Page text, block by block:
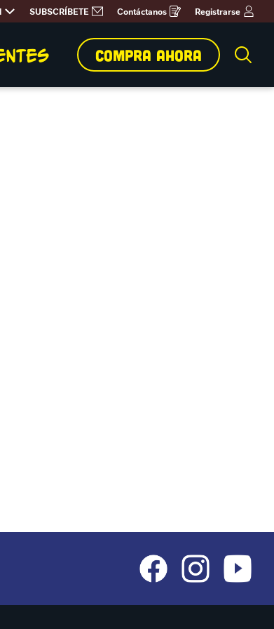
SUBSCRÍBETE Contáctanos
Opens
in
new
window
Registrarse
COMPRA AHORA